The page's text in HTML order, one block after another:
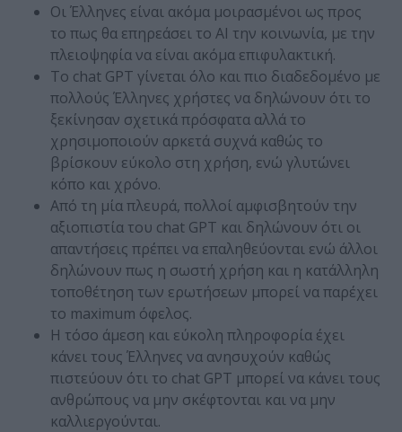
Οι Έλληνες είναι ακόμα μοιρασμένοι ως προς
το πως θα επηρεάσει το ΑΙ την κοινωνία, με την
πλειοψηφία να είναι ακόμα επιφυλακτική.
Το chat GPT γίνεται όλο και πιο διαδεδομένο με
πολλούς Έλληνες χρήστες να δηλώνουν ότι το
ξεκίνησαν σχετικά πρόσφατα αλλά το
χρησιμοποιούν αρκετά συχνά καθώς το
βρίσκουν εύκολο στη χρήση, ενώ γλυτώνει
κόπο και χρόνο.
Από τη μία πλευρά, πολλοί αμφισβητούν την
αξιοπιστία του chat GPT και δηλώνουν ότι οι
απαντήσεις πρέπει να επαληθεύονται ενώ άλλοι
δηλώνουν πως η σωστή χρήση και η κατάλληλη
τοποθέτηση των ερωτήσεων μπορεί να παρέχει
το maximum όφελος.
Η τόσο άμεση και εύκολη πληροφορία έχει
κάνει τους Έλληνες να ανησυχούν καθώς
πιστεύουν ότι το chat GPT μπορεί να κάνει τους
ανθρώπους να μην σκέφτονται και να μην
καλλιεργούνται.